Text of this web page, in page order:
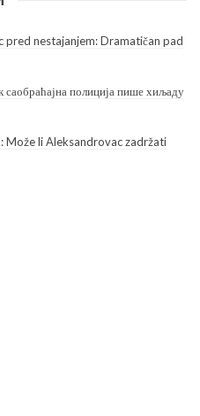
pred nestajanjem: Dramatičan pad
саобраћајна полиција пише хиљаду
Može li Aleksandrovac zadržati